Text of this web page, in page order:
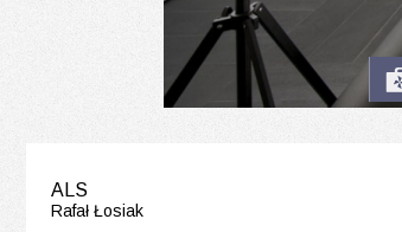
ALS
Rafał Łosiak